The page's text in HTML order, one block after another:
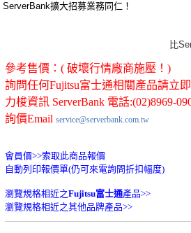
ServerBank擴大招募業務同仁！
比
參考售價：( 破壞行情廠商施壓！)
詢問任何Fujitsu富士通相關產品請立
力梭資訊 ServerBank 電話:(02)8969-
詢價Email service@serverbank.com.tw
會員價>>索取此商品報價
自動列印報價單(仍可來電詢問折扣幅度)
瀏覽規格相近之Fujitsu富士通產品>>
瀏覽規格相近之其他品牌產品>>